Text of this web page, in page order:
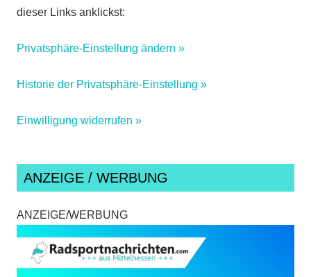
dieser Links anklickst:
Privatsphäre-Einstellung ändern »
Historie der Privatsphäre-Einstellung »
Einwilligung widerrufen »
ANZEIGE / WERBUNG
ANZEIGE/WERBUNG